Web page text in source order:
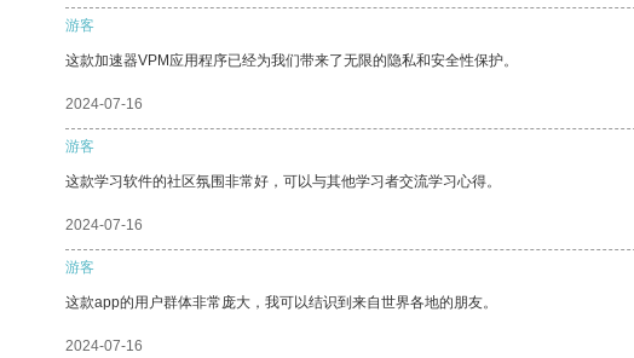
游客
这款加速器VPM应用程序已经为我们带来了无限的隐私和安全性保护。
2024-07-16
游客
这款学习软件的社区氛围非常好，可以与其他学习者交流学习心得。
2024-07-16
游客
这款app的用户群体非常庞大，我可以结识到来自世界各地的朋友。
2024-07-16